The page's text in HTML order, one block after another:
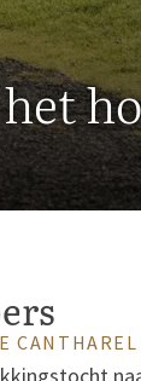
CANTHAREL